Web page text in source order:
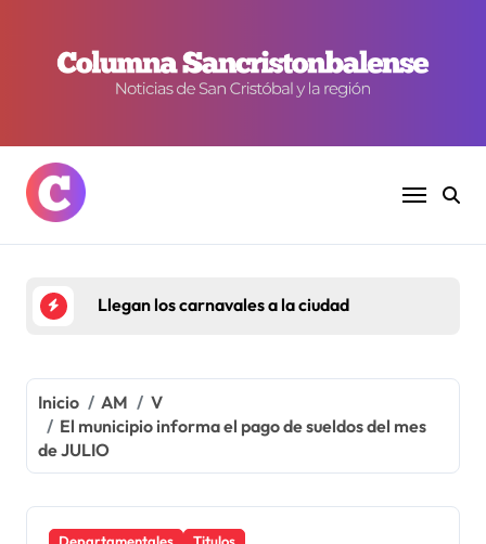
contenido
Llegan los carnavales a la ciudad
Inicio AM
V
El municipio informa el pago de sueldos del mes
de JULIO
Departamentales Titulos